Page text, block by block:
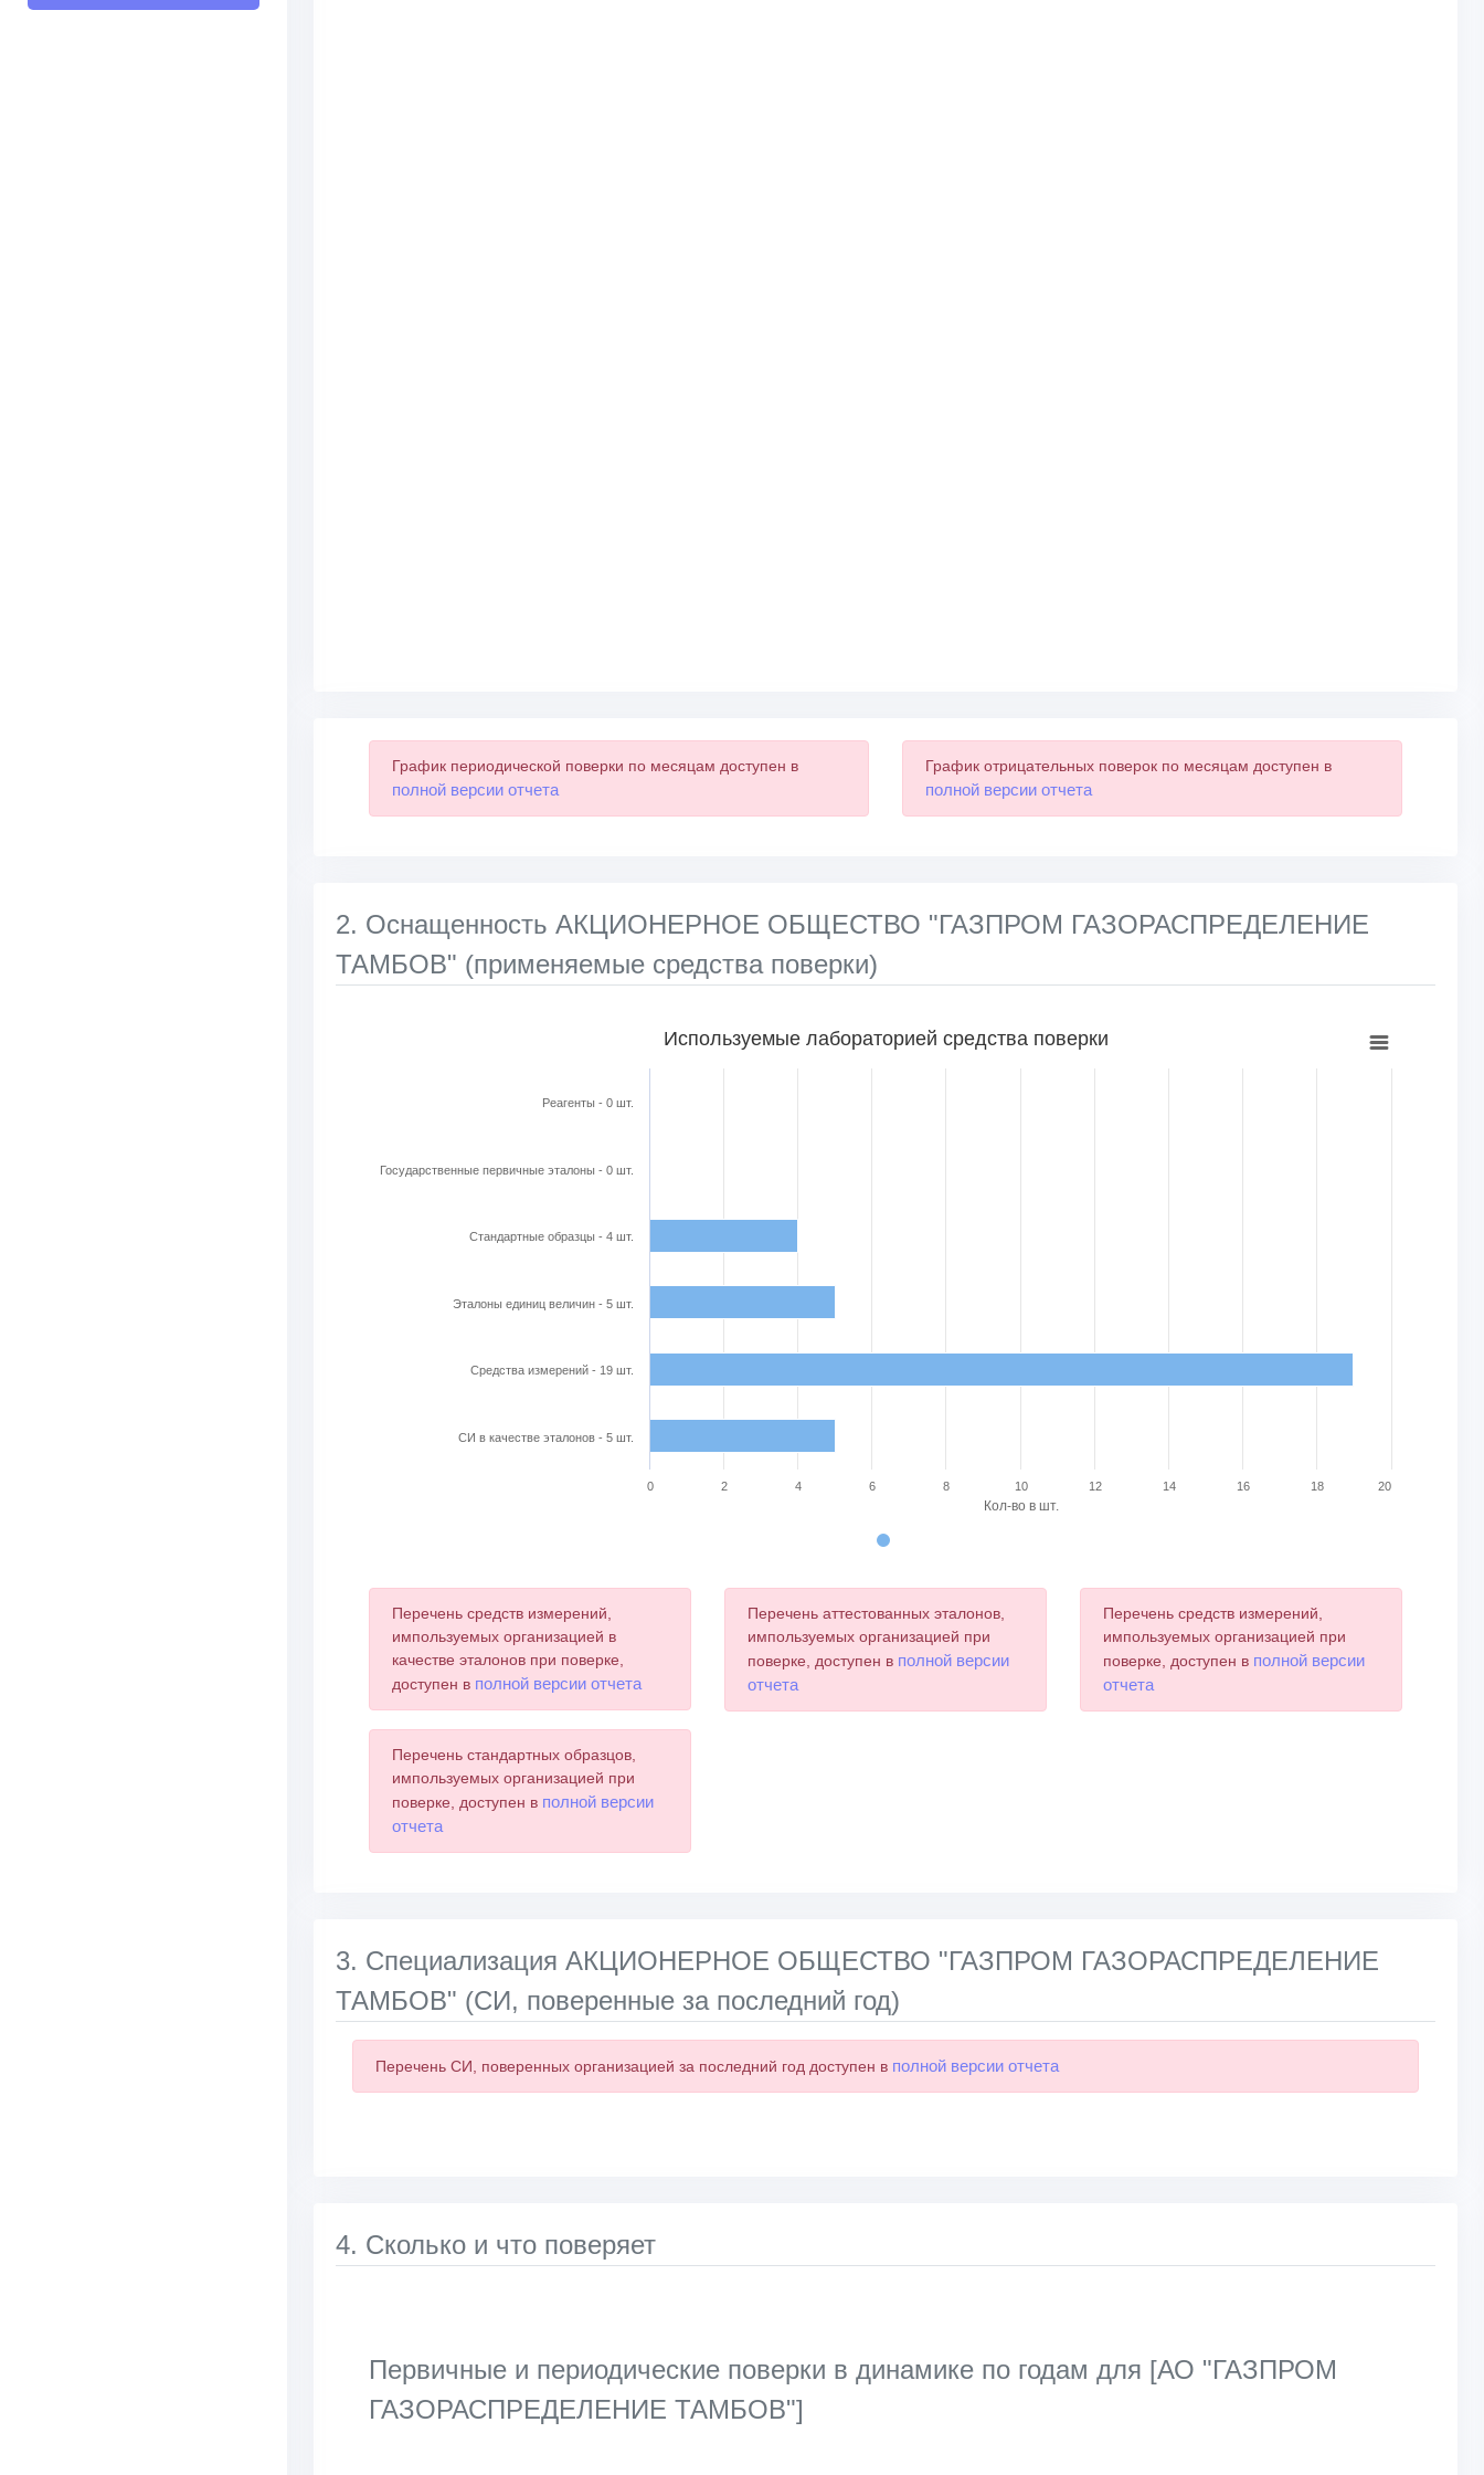
График периодической поверки по месяцам доступен в
полной версии отчета
График отрицательных поверок по месяцам доступен в
полной версии отчета
2. Оснащенность АКЦИОНЕРНОЕ ОБЩЕСТВО "ГАЗПРОМ ГАЗОРАСПРЕДЕЛЕНИЕ
ТАМБОВ" (применяемые средства поверки)
Кол-во в шт.
Используемые лабораторией средства поверки
Реагенты - 0 шт.
Государственные первичные эталоны - 0 шт.
Стандартные образцы - 4 шт.
Эталоны единиц величин - 5 шт.
Cредства измерений - 19 шт.
СИ в качестве эталонов - 5 шт.
0 2 4 6 8 10 12 14 16 18 20
Перечень средств измерений,
импользуемых организацией в
качестве эталонов при поверке,
доступен в полной версии отчета
Перечень аттестованных эталонов,
импользуемых организацией при
поверке, доступен в полной версии
отчета
Перечень средств измерений,
импользуемых организацией при
поверке, доступен в полной версии
отчета
Перечень стандартных образцов,
импользуемых организацией при
поверке, доступен в полной версии
отчета
3. Специализация АКЦИОНЕРНОЕ ОБЩЕСТВО "ГАЗПРОМ ГАЗОРАСПРЕДЕЛЕНИЕ
ТАМБОВ" (СИ, поверенные за последний год)
Перечень СИ, поверенных организацией за последний год доступен в полной версии отчета
4. Сколько и что поверяет
Первичные и периодические поверки в динамике по годам для [АО "ГАЗПРОМ
ГАЗОРАСПРЕДЕЛЕНИЕ ТАМБОВ"]